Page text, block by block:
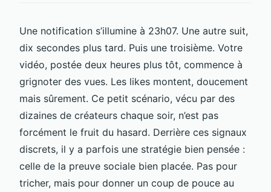
Une notification s’illumine à 23h07. Une autre suit,
dix secondes plus tard. Puis une troisième. Votre
vidéo, postée deux heures plus tôt, commence à
grignoter des vues. Les likes montent, doucement
mais sûrement. Ce petit scénario, vécu par des
dizaines de créateurs chaque soir, n’est pas
forcément le fruit du hasard. Derrière ces signaux
discrets, il y a parfois une stratégie bien pensée :
celle de la preuve sociale bien placée. Pas pour
tricher, mais pour donner un coup de pouce au